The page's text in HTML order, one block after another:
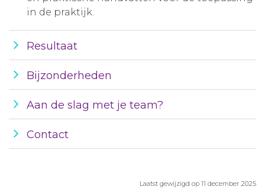
in de praktijk.
Resultaat
Bijzonderheden
Aan de slag met je team?
Contact
Laatst gewijzigd op 11 december 2025